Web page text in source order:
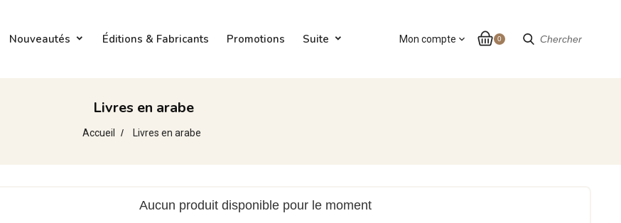
Chercher
Nouveautés Éditions & Fabricants Promotions Suite 0
Mon compte expand_more
Livres en arabe
Accueil Livres en arabe
Aucun produit disponible pour le moment